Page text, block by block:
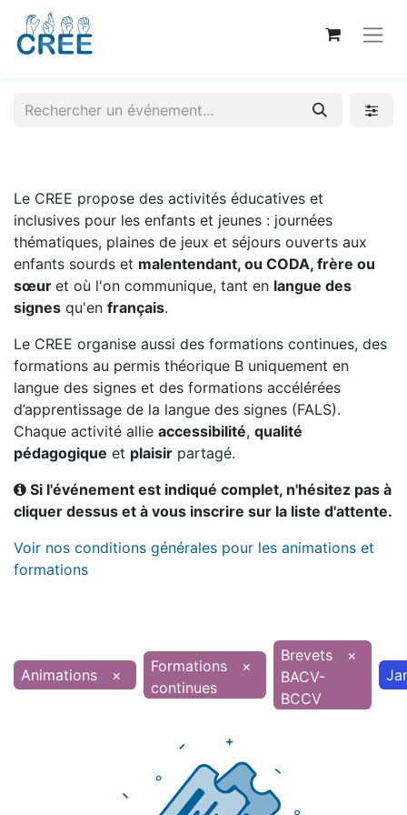
Le CREE propose des activités éducatives et
inclusives pour les enfants et jeunes : journées
thématiques, plaines de jeux et séjours ouverts aux
enfants sourds et malentendant, ou CODA, frère ou
sœur et où l'on communique, tant en langue des
signes qu'en français.
Le CREE organise aussi des formations continues, des
formations au permis théorique B uniquement en
langue des signes et des formations accélérées
d’apprentissage de la langue des signes (FALS).
Chaque activité allie accessibilité, qualité
pédagogique et plaisir partagé.
Si l'événement est indiqué complet, n'hésitez pas à
cliquer dessus et à vous inscrire sur la liste d'attente.
Voir nos conditions générales pour les animations et
formations
Animations ×
Formations
continues
×
Brevets
BACV-
BCCV
×